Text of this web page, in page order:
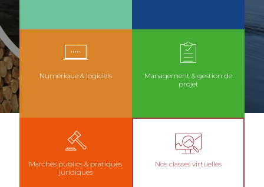
Numérique & logiciels
Management & gestion de
projet
Marchés publics & pratiques
juridiques
Nos classes virtuelles